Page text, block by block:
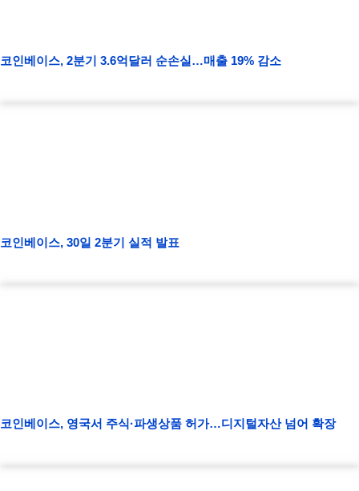
코인베이스, 2분기 3.6억달러 순손실…매출 19% 감소
코인베이스, 30일 2분기 실적 발표
코인베이스, 영국서 주식·파생상품 허가…디지털자산 넘어 확장